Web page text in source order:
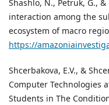
Shashlo, N., Petruk, G.,
interaction among the
ecosystem of macro
https://
Shcerbakova, E.V., &
Computer Technologies
Students in The